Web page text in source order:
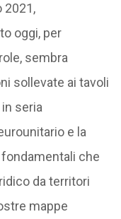
2021,
oggi, per
sembra
sollevate ai tavoli
seria
e la
che
da territori
mappe